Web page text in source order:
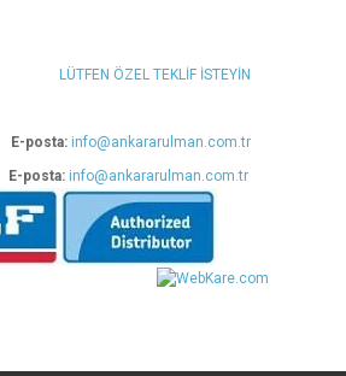
LÜTFEN ÖZEL TEKLİF İSTEYİN
E-posta: info@ankararulman.com.tr
E-posta: info@ankararulman.com.tr